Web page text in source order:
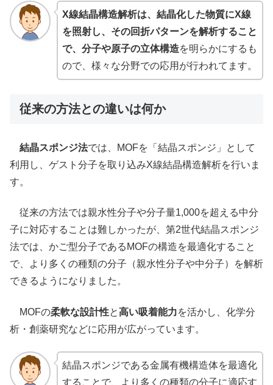
X線結晶構造解析は、結晶化した物質にX線
を照射し、その回折パターンを解析すること
で、分子や原子の立体構造を明らかにするも
ので、様々な分野での応用が行われてます。
従来の方法との違いは何か
結晶スポンジ法では、MOFを「結晶スポンジ」として
利用し、ゲスト分子を取り込みX線結晶構造解析を行いま
す。
従来の方法では親水性分子や分子量1,000を超える中分
子に対応することは難しかったが、第2世代結晶スポンジ
法では、かご型分子であるMOFの構造を最適化すること
で、より多くの種類の分子（親水性分子や中分子）を解析
できるようになりました。
MOFの柔軟な設計性と高い吸着能力を活かし、化学分
析・創薬研究などに応用が広がっています。
結晶スポンジである金属有機構造体を最適化
することで、より多くの種類の分子に適応す